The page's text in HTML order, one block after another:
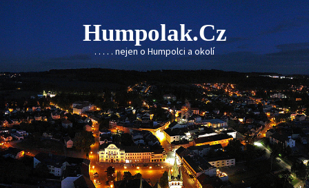
Skip
to
content
Humpolak.cz
. . . . . nejen o Humpolci a okolí